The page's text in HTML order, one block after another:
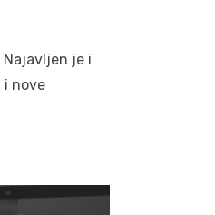
je i
i nove